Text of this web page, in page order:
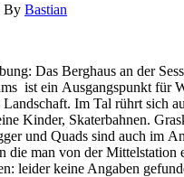
By Bastian
Das Berghaus an der
ist ein Ausgangspunkt für
Landschaft. Im Tal rührt sich
Kinder, Skaterbahnen.
und Quads sind auch im
die man von der Mittelstation
leider keine Angaben